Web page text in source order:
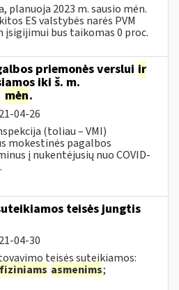
planuoja 2023 m. sausio mėn.
ES valstybės narės PVM
bus taikomas 0 proc.
priemonės verslui ir
iki š. m.
mėn.
04-26
(toliau – VMI)
mokestinės pagalbos
į nukentėjusių nuo COVID-
teisės jungtis
04-30
teisės suteikiamos:
fiziniams asmenims;